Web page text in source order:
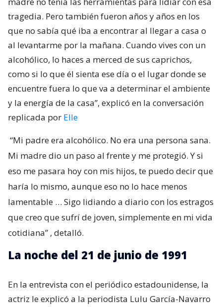
tragedia. Pero también fueron años y años en los
que no sabía qué iba a encontrar al llegar a casa o
al levantarme por la mañana. Cuando vives con un
alcohólico, lo haces a merced de sus caprichos,
como si lo que él sienta ese día o el lugar donde se
encuentre fuera lo que va a determinar el ambiente
y la energía de la casa”, explicó en la conversación
replicada por Elle
“Mi padre era alcohólico. No era una persona sana.
Mi madre dio un paso al frente y me protegió. Y si
eso me pasara hoy con mis hijos, te puedo decir que
haría lo mismo, aunque eso no lo hace menos
lamentable … Sigo lidiando a diario con los estragos
que creo que sufrí de joven, simplemente en mi vida
cotidiana” , detalló.
La noche del 21 de junio de 1991
En la entrevista con el periódico estadounidense, la
actriz le explicó a la periodista Lulu García-Navarro